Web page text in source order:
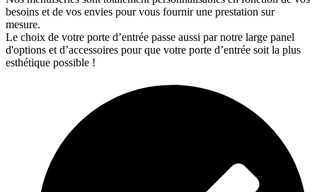
besoins et de vos envies pour vous fournir une prestation sur
mesure.
Le choix de votre porte d’entrée passe aussi par notre large panel
d'options et d’accessoires pour que votre porte d’entrée soit la plus
esthétique possible !